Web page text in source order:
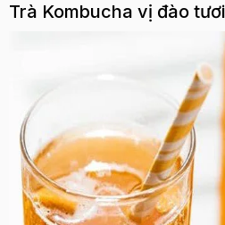
Trà Kombucha vị đào tươi